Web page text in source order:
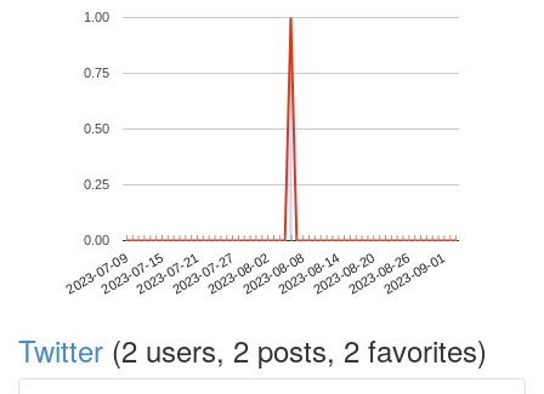
2023-07-092023-07-152023-07-212023-07-272023-08-022023-08-082023-08-142023-08-202023-08-262023-09-01
0.00
0.25
0.50
0.75
1.00
Twitter (2 users, 2 posts, 2 favorites)